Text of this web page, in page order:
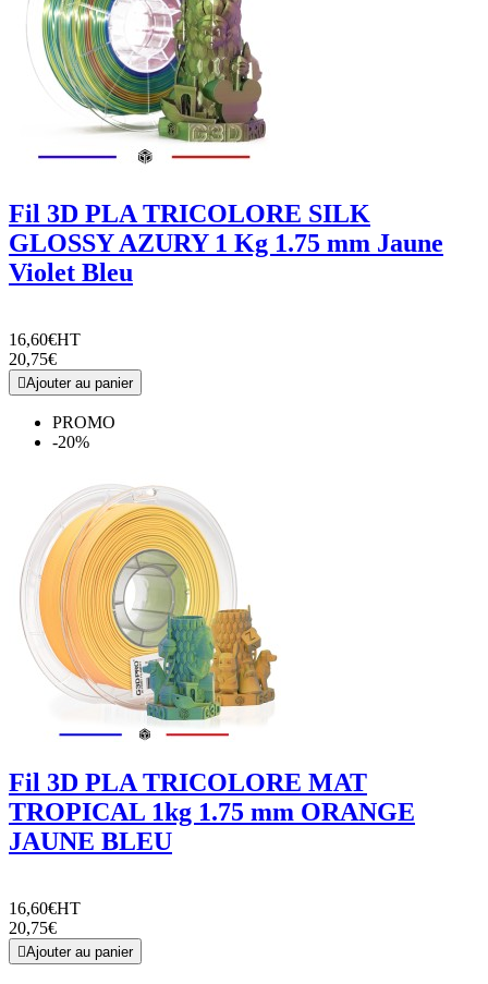
Fil 3D PLA TRICOLORE SILK
GLOSSY AZURY 1 Kg 1.75 mm Jaune
Violet Bleu
16,60€HT
20,75€
Ajouter au panier
PROMO
-20%
Fil 3D PLA TRICOLORE MAT
TROPICAL 1kg 1.75 mm ORANGE
JAUNE BLEU
16,60€HT
20,75€
Ajouter au panier